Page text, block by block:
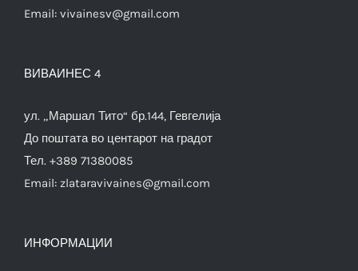
Email: vivainesv@gmail.com
ВИВАИНЕС 4
ул. „Маршал Тито“ бр.144, Гевгелија
До поштата во центарот на градот
Тел. +389 71380085
Email: zlataravivaines@gmail.com
ИНФОРМАЦИИ